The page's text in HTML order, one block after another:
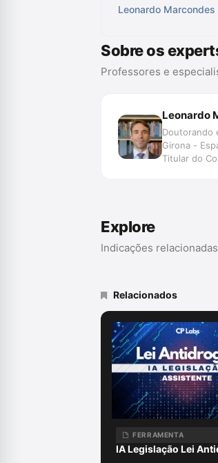
Leonardo
Sobre os
Professores e
Leonardo
Doutorando
Girona -
Titular do
Explore
Indicações
Relacionados
FERRAMENTA
IA Legislação Lei